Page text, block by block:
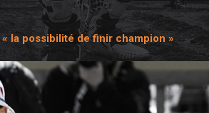
la billetterie
la possibilité de finir champion »